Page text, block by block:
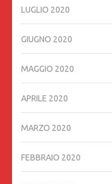
LUGLIO 2020
GIUGNO 2020
MAGGIO 2020
APRILE 2020
MARZO 2020
FEBBRAIO 2020